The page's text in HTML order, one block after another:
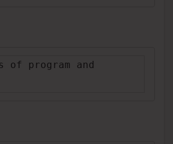
of program and